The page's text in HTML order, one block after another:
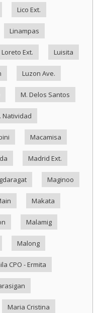
Lico Ext.
Linampas
Loreto Ext. Luisita
Luzon Ave.
M. Delos Santos
Natividad
Macamisa
Madrid Ext.
Maginoo
Makata
Malamig
Malong
CPO - Ermita
Maria Cristina